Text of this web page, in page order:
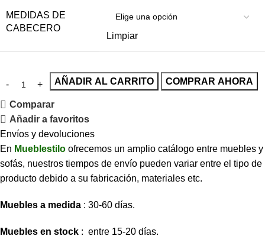
MEDIDAS DE
CABECERO
Limpiar
AÑADIR AL CARRITO COMPRAR AHORA
Comparar
Añadir a favoritos
Envíos y devoluciones
En Mueblestilo ofrecemos un amplio catálogo entre muebles y
sofás, nuestros tiempos de envío pueden variar entre el tipo de
producto debido a su fabricación, materiales etc.
Muebles a medida : 30-60 días.
Muebles en stock : entre 15-20 días.